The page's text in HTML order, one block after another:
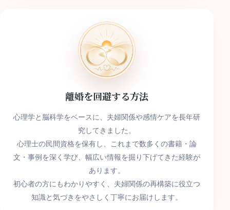
離婚を回避する方法
心理学と脳科学をベースに、夫婦関係や感情ケアを長年研
究してきました。
心理士の民間資格を保有し、これまで数多くの書籍・論
文・事例を深く学び、幅広い情報を掘り下げてきた経験が
あります。
初心者の方にもわかりやすく、夫婦関係の再構築に役立つ
知識と気づきをやさしく丁寧にお届けします。